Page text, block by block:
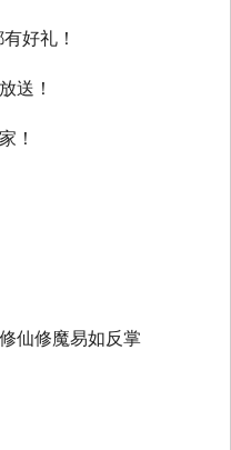
好礼！
送！
！
仙修魔易如反掌